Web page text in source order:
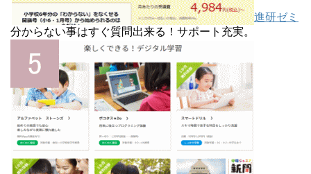
進研ゼミ
分からない事はすぐ質問出来る！サポート充実。